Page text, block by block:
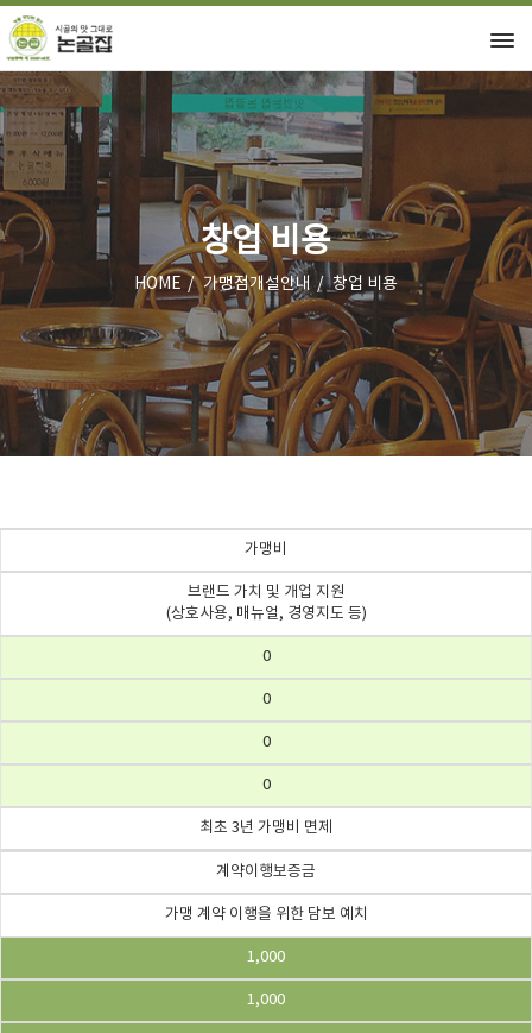
창업 비용
HOME 가맹점개설안내 창업 비용
가맹비
브랜드 가치 및 개업 지원
(상호사용, 매뉴얼, 경영지도 등)
0
0
0
0
최초 3년 가맹비 면제
계약이행보증금
가맹 계약 이행을 위한 담보 예치
1,000
1,000